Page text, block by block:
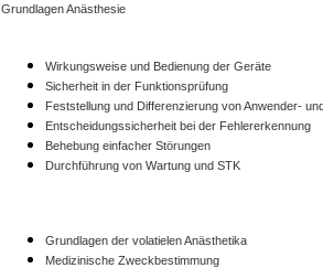
Grundlagen Anästhesie
Wirkungsweise und Bedienung der Geräte
Sicherheit in der Funktionsprüfung
Feststellung und Differenzierung von Anwender-
Entscheidungssicherheit bei der Fehlererkennung
Behebung einfacher Störungen
Durchführung von Wartung und STK
Grundlagen der volatielen Anästhetika
Medizinische Zweckbestimmung